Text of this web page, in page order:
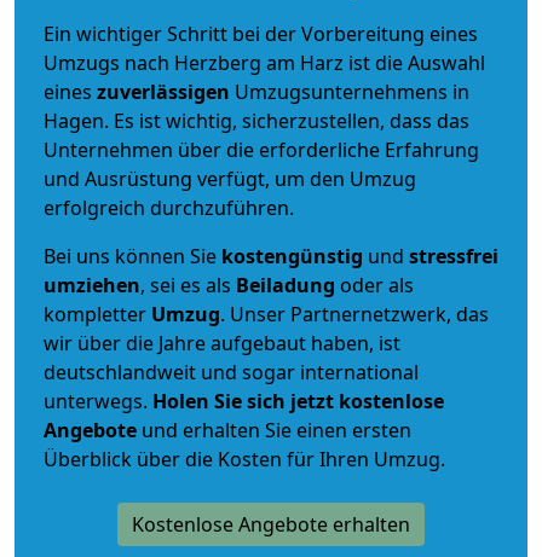
Ein wichtiger Schritt bei der Vorbereitung eines
Umzugs nach Herzberg am Harz ist die Auswahl
eines zuverlässigen Umzugsunternehmens in
Hagen. Es ist wichtig, sicherzustellen, dass das
Unternehmen über die erforderliche Erfahrung
und Ausrüstung verfügt, um den Umzug
erfolgreich durchzuführen.
Bei uns können Sie kostengünstig und stressfrei
umziehen, sei es als Beiladung oder als
kompletter Umzug. Unser Partnernetzwerk, das
wir über die Jahre aufgebaut haben, ist
deutschlandweit und sogar international
unterwegs. Holen Sie sich jetzt kostenlose
Angebote und erhalten Sie einen ersten
Überblick über die Kosten für Ihren Umzug.
Kostenlose Angebote erhalten